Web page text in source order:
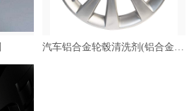
汽车铝合金轮毂清洗剂(铝合金材质）